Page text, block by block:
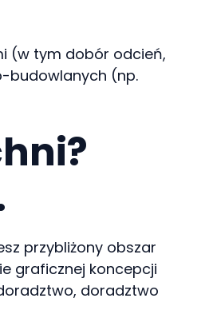
(w tym dobór odcień,
budowlanych (np.
przybliżony obszar
graficznej koncepcji
doradztwo